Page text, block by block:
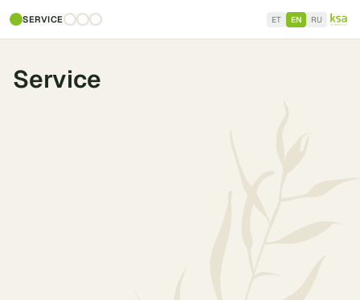
SERVICE ET EN RU
Service